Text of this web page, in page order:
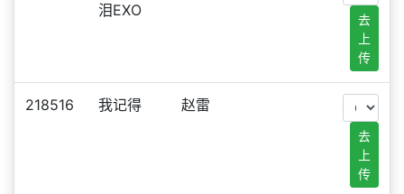
泪EXO
去
上
传
218516 我记得 赵雷
去
上
传